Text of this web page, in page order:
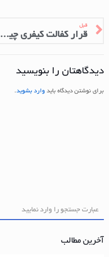
قبل
قرار کفالت کیفری چیست؟
دیدگاهتان را بنویسید
برای نوشتن دیدگاه باید وارد بشوید.
آخرین مطالب